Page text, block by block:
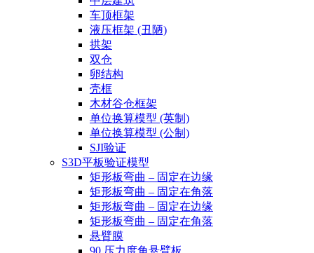
车顶框架
液压框架 (丑陋)
拱架
双仓
卵结构
壳框
木材谷仓框架
单位换算模型 (英制)
单位换算模型 (公制)
SJI验证
S3D平板验证模型
矩形板弯曲 – 固定在边缘
矩形板弯曲 – 固定在角落
矩形板弯曲 – 固定在边缘
矩形板弯曲 – 固定在角落
悬臂膜
90 压力度角悬臂板